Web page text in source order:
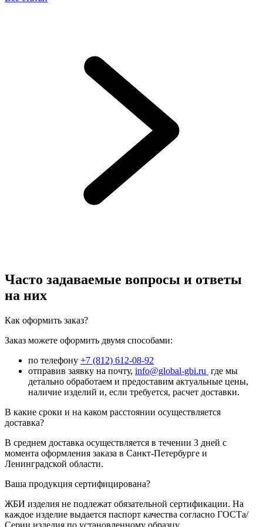
Часто задаваемые вопросы и ответы
на них
Как оформить заказ?
Заказ можете оформить двумя способами:
по телефону +7 (812) 612-08-92
отправив заявку на почту, info@global-gbi.ru где мы
детально обработаем и предоставим актуальные цены,
наличие изделий и, если требуется, расчет доставки.
В какие сроки и на каком расстоянии осуществляется
доставка?
В среднем доставка осуществляется в течении 3 дней с
момента оформления заказа в Санкт-Петербурге и
Ленинградской области.
Ваша продукция сертифицирована?
ЖБИ изделия не подлежат обязательной сертификации. На
каждое изделие выдается паспорт качества согласно ГОСТа/
Серии изделия по установленному образцу.